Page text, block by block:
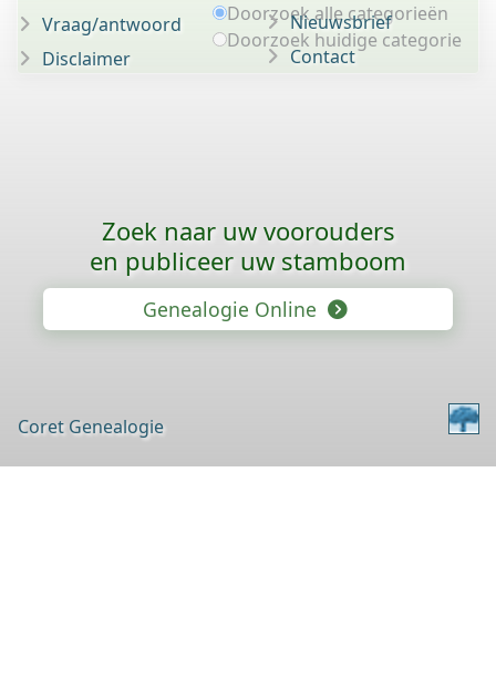
Doorzoek alle categorieën
Doorzoek huidige categorie
Vraag/antwoord
Disclaimer
Nieuwsbrief
Contact
Zoek naar uw voorouders
en publiceer uw stamboom
Genealogie Online
Coret Genealogie